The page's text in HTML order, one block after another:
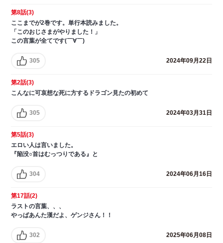
第8話(3)
ここまでが2巻です。単行本読みました。
「このおじさまがやりました！」
この言葉が全てです(￣∀￣)
305 2024年09月22日
第2話(3)
こんなに可哀想な死に方するドラゴン見たの初めて
305 2024年03月31日
第5話(3)
エロい人は言いました。
『陥没○首はむっつりである』と
304 2024年06月16日
第17話(2)
ラストの言葉、、、
やっぱあんた漢だよ、ゲンジさん！！
302 2025年06月08日